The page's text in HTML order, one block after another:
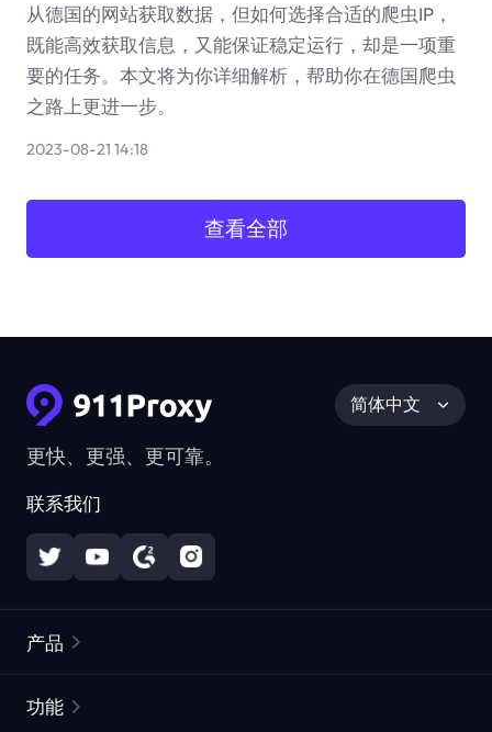
从德国的网站获取数据，但如何选择合适的爬虫IP，
既能高效获取信息，又能保证稳定运行，却是一项重
要的任务。本文将为你详细解析，帮助你在德国爬虫
之路上更进一步。
2023-08-21 14:18
查看全部
更快、更强、更可靠。
联系我们
简体中文
产品
功能